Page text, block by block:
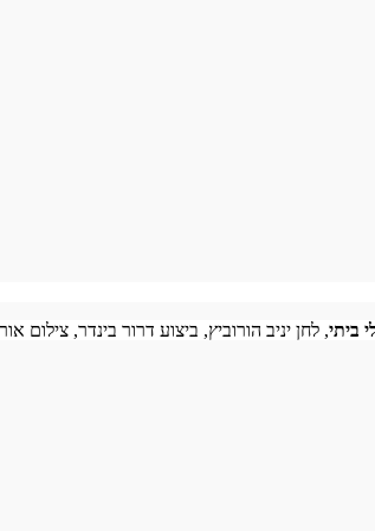
ביתי, לחן יניב הורוביץ, ביצוע דרור בינדר, צילום